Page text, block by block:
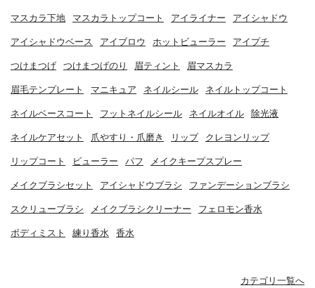
マスカラ下地 マスカラトップコート アイライナー アイシャドウ
アイシャドウベース アイブロウ ホットビューラー アイプチ
つけまつげ つけまつげのり 眉ティント 眉マスカラ
眉毛テンプレート マニキュア ネイルシール ネイルトップコート
ネイルベースコート フットネイルシール ネイルオイル 除光液
ネイルケアセット 爪やすり・爪磨き リップ クレヨンリップ
リップコート ビューラー パフ メイクキープスプレー
メイクブラシセット アイシャドウブラシ ファンデーションブラシ
スクリューブラシ メイクブラシクリーナー フェロモン香水
ボディミスト 練り香水 香水
カテゴリ一覧へ